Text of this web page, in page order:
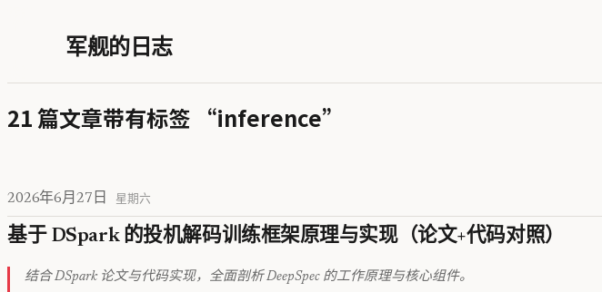
军舰的日志
21 篇文章带有标签 “inference”
2026年6月27日 星期六
基于 DSpark 的投机解码训练框架原理与实现（论文+代码对照）
结合 DSpark 论文与代码实现，全面剖析 DeepSpec 的工作原理与核心组件。